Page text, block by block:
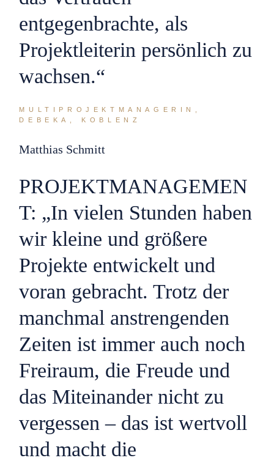
entgegenbrachte, als
Projektleiterin persönlich zu
wachsen.“
MULTIPROJEKTMANAGERIN,
DEBEKA, KOBLENZ
Matthias Schmitt
PROJEKTMANAGEMEN
T: „In vielen Stunden haben
wir kleine und größere
Projekte entwickelt und
voran gebracht. Trotz der
manchmal anstrengenden
Zeiten ist immer auch noch
Freiraum, die Freude und
das Miteinander nicht zu
vergessen – das ist wertvoll
und macht die